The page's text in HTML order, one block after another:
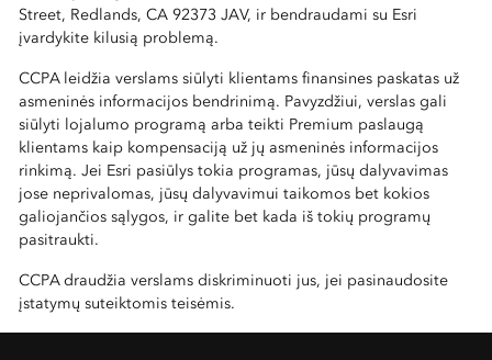
Street, Redlands, CA 92373 JAV, ir bendraudami su Esri
įvardykite kilusią problemą.
CCPA leidžia verslams siūlyti klientams finansines paskatas už
asmeninės informacijos bendrinimą. Pavyzdžiui, verslas gali
siūlyti lojalumo programą arba teikti Premium paslaugą
klientams kaip kompensaciją už jų asmeninės informacijos
rinkimą. Jei Esri pasiūlys tokia programas, jūsų dalyvavimas
jose neprivalomas, jūsų dalyvavimui taikomos bet kokios
galiojančios sąlygos, ir galite bet kada iš tokių programų
pasitraukti.
CCPA draudžia verslams diskriminuoti jus, jei pasinaudosite
įstatymų suteiktomis teisėmis.